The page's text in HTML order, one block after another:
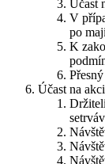
Účast
V
po
K
Účast na akci